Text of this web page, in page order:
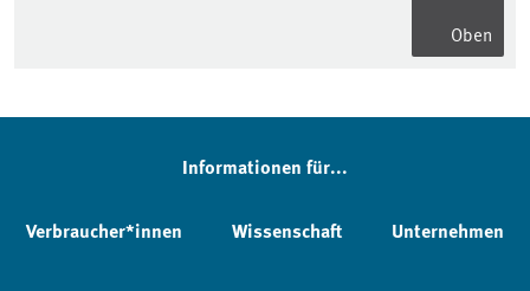
Oben
Informationen für...
Verbraucher*innen Wissenschaft Unternehmen